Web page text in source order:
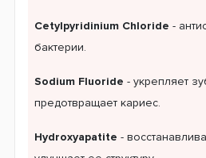
Cetylpyridinium Chloride -
бактерии.
Sodium Fluoride - укрепляет
предотвращает кариес.
Hydroxyapatite -